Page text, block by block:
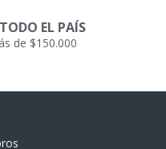
EL PAÍS
de $150.000